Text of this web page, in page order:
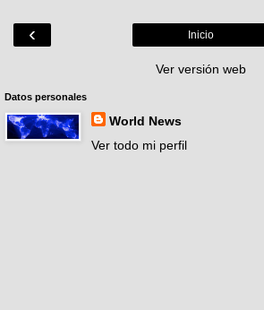
‹ Inicio
Ver versión web
Datos personales
World News
Ver todo mi perfil